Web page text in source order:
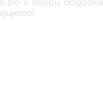
bo v sklopu dogodka